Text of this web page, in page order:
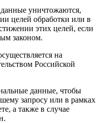
уничтожаются,
целей обработки или в
этих целей, если
законом.
на
Российской
данные, чтобы
запросу или в рамках
а также в случае